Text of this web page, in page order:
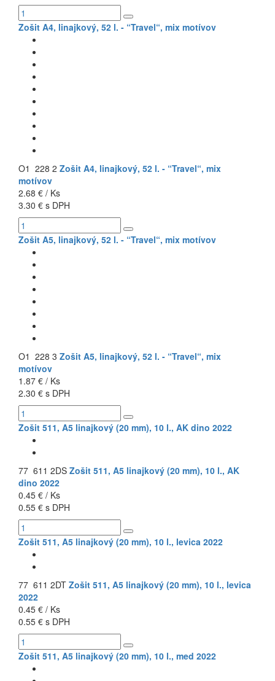
Zošit A4, linajkový, 52 l. - “Travel“, mix motívov
O1 228 2 Zošit A4, linajkový, 52 l. - “Travel“, mix
motívov
2.68 € / Ks
3.30 € s DPH
Zošit A5, linajkový, 52 l. - “Travel“, mix motívov
O1 228 3 Zošit A5, linajkový, 52 l. - “Travel“, mix
motívov
1.87 € / Ks
2.30 € s DPH
Zošit 511, A5 linajkový (20 mm), 10 l., AK dino 2022
77 611 2DS Zošit 511, A5 linajkový (20 mm), 10 l., AK
dino 2022
0.45 € / Ks
0.55 € s DPH
Zošit 511, A5 linajkový (20 mm), 10 l., levica 2022
77 611 2DT Zošit 511, A5 linajkový (20 mm), 10 l., levica
2022
0.45 € / Ks
0.55 € s DPH
Zošit 511, A5 linajkový (20 mm), 10 l., med 2022